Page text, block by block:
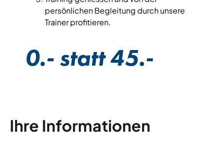
persönlichen Begleitung durch unsere
Trainer profitieren.
0.- statt 45.-
Ihre Informationen